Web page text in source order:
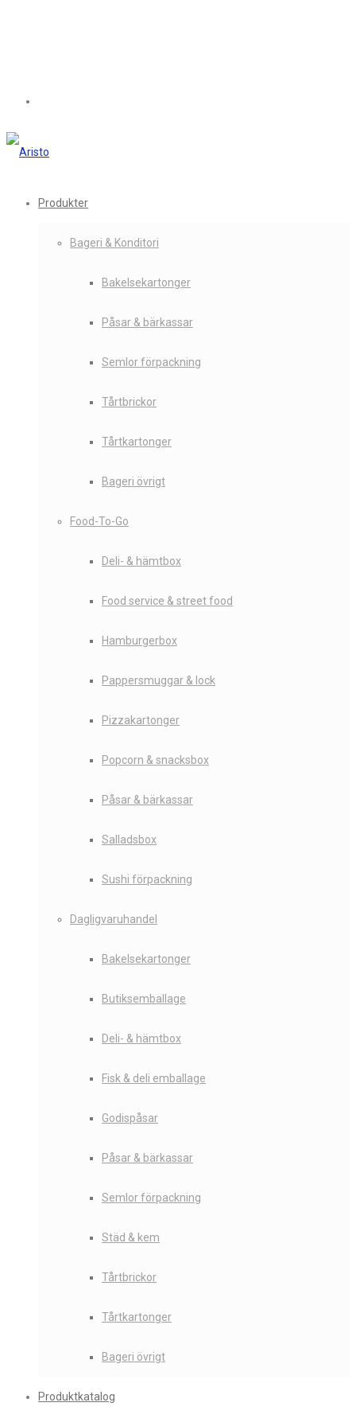
Produkter
Bageri & Konditori
Bakelsekartonger
Påsar & bärkassar
Semlor förpackning
Tårtbrickor
Tårtkartonger
Bageri övrigt
Food-To-Go
Deli- & hämtbox
Food service & street food
Hamburgerbox
Pappersmuggar & lock
Pizzakartonger
Popcorn & snacksbox
Påsar & bärkassar
Salladsbox
Sushi förpackning
Dagligvaruhandel
Bakelsekartonger
Butiksemballage
Deli- & hämtbox
Fisk & deli emballage
Godispåsar
Påsar & bärkassar
Semlor förpackning
Städ & kem
Tårtbrickor
Tårtkartonger
Bageri övrigt
Produktkatalog